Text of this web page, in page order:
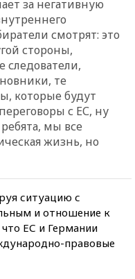
за негативную
смотрят: это
стороны,
следователи,
те
которые будут
с ЕС, ну
мы все
жизнь, но
ситуацию с
и отношение к
ЕС и Германии
правовые